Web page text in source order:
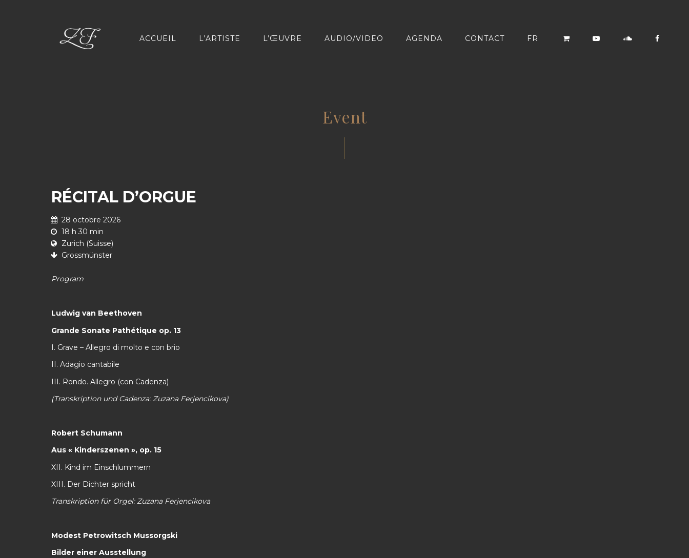
ACCUEIL L’ARTISTE L’ŒUVRE AUDIO/VIDEO AGENDA CONTACT FR
Event
RÉCITAL D’ORGUE
28 octobre 2026
18 h 30 min
Zurich (Suisse)
Grossmünster
Program
Ludwig van Beethoven
Grande Sonate Pathétique op. 13
I. Grave – Allegro di molto e con brio
II. Adagio cantabile
III. Rondo. Allegro (con Cadenza)
(Transkription und Cadenza: Zuzana Ferjencikova)
Robert Schumann
Aus « Kinderszenen », op. 15
XII. Kind im Einschlummern
XIII. Der Dichter spricht
Transkription für Orgel: Zuzana Ferjencikova
Modest Petrowitsch Mussorgski
Bilder einer Ausstellung